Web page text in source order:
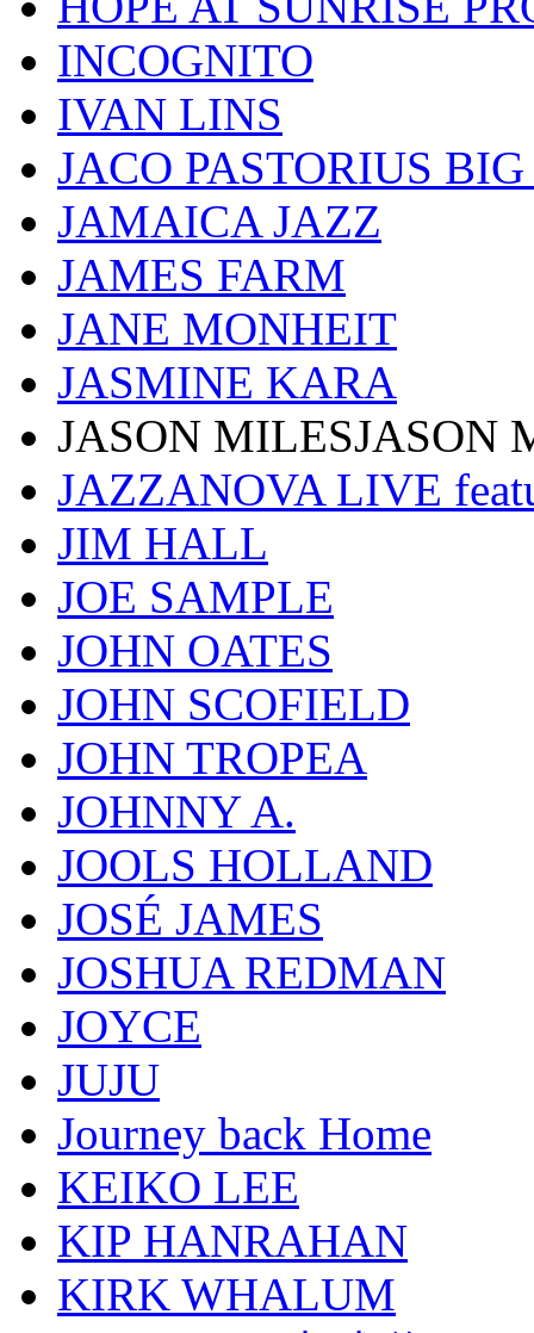
INCOGNITO
IVAN LINS
JACO PASTORIUS
JAMAICA JAZZ
JAMES FARM
JANE MONHEIT
JASMINE KARA
JASON MILESJASON
JAZZANOVA LIVE
JIM HALL
JOE SAMPLE
JOHN OATES
JOHN SCOFIELD
JOHN TROPEA
JOHNNY A.
JOOLS HOLLAND
JOSÉ JAMES
JOSHUA REDMAN
JOYCE
JUJU
Journey back Home
KEIKO LEE
KIP HANRAHAN
KIRK WHALUM